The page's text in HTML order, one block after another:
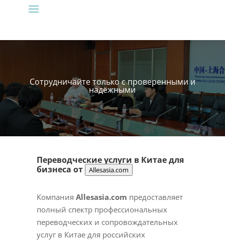
Сотрудничайте только с проверенными и
надёжными
Переводческие услуги в Китае для
бизнеса от
Allesasia.com
КомпанияAllesasia.com предоставляет
полный спектр профессиональных
переводческих и сопровождательных
услуг в Китае для российских